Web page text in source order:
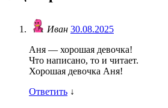
Иван 30.08.2025
Аня — хорошая девочка!
Что написано, то и читает.
Хорошая девочка Аня!
Ответить ↓